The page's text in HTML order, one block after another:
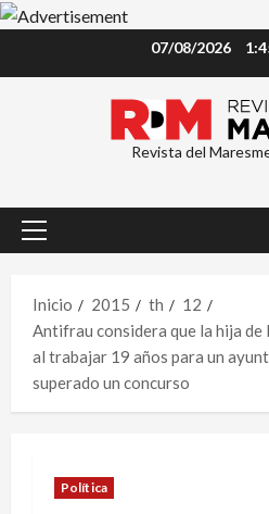
07/08/2026
Revista del
Menú
Inicio
2015 th
12
Antifrau considera que la hija
al trabajar 19 años para un
superado un concurso
Política